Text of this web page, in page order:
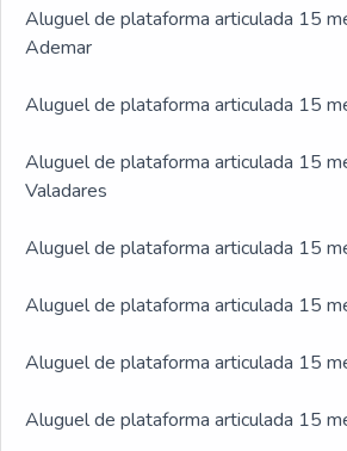
Aluguel de plataforma articulada 15
Ademar
Aluguel de plataforma articulada 15
Aluguel de plataforma articulada 15
Valadares
Aluguel de plataforma articulada 15
Aluguel de plataforma articulada 15
Aluguel de plataforma articulada 15
Aluguel de plataforma articulada 15